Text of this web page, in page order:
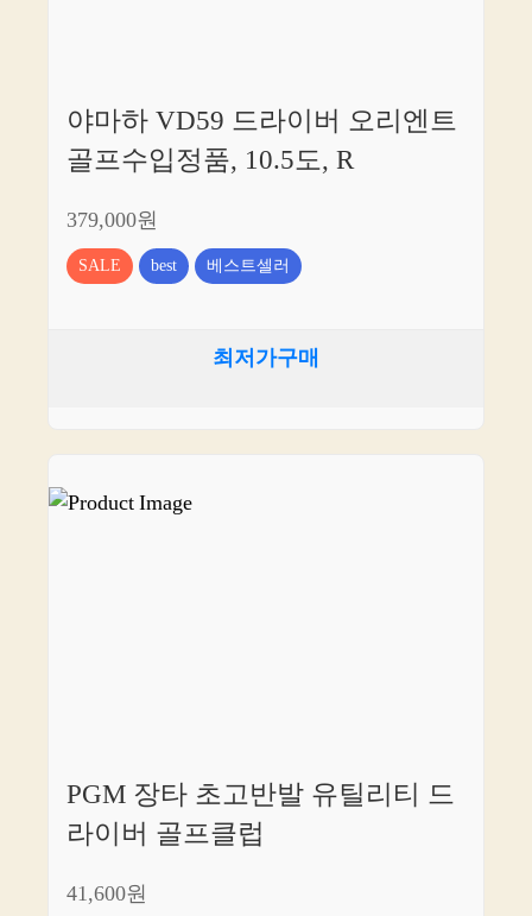
야마하 VD59 드라이버 오리엔트
골프수입정품, 10.5도, R
379,000원
SALE best 베스트셀러
최저가구매
PGM 장타 초고반발 유틸리티 드
라이버 골프클럽
41,600원